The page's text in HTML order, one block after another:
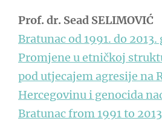
Prof. dr. Sead SELIMOVIĆ
Bratunac od 1991. do
Promjene u etničkoj
pod utjecajem agresije na
Hercegovinu i genocida
Bratunac from 1991 to